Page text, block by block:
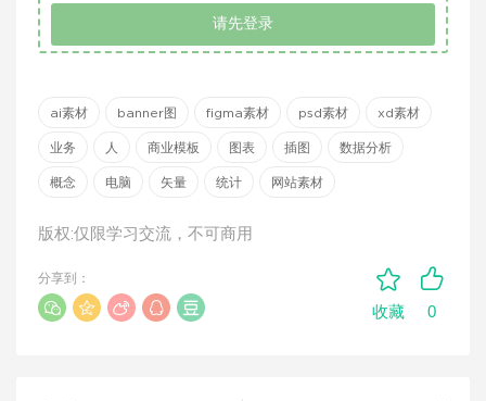
请先登录
ai素材 banner图 figma素材 psd素材 xd素材
业务 人 商业模板 图表 插图 数据分析
概念 电脑 矢量 统计 网站素材
版权:仅限学习交流，不可商用
收藏 0
分享到：